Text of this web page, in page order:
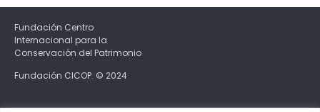
Fundación Centro
Internacional para la
Conservación del Patrimonio
Fundación CICOP. © 2024